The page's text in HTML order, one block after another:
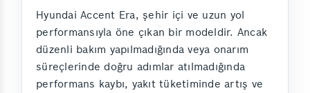
Hyundai Accent Era, şehir içi ve uzun yol
performansıyla öne çıkan bir modeldir. Ancak
düzenli bakım yapılmadığında veya onarım
süreçlerinde doğru adımlar atılmadığında
performans kaybı, yakıt tüketiminde artış ve